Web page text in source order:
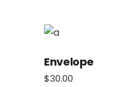
Envelope
$30.00